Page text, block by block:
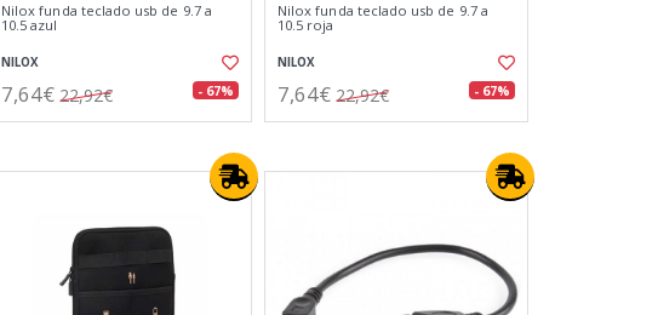
Nilox funda teclado usb de 9.7 a
10.5 azul
NILOX
7,64€ 22,92€ - 67%
Nilox funda teclado usb de 9.7 a
10.5 roja
NILOX
7,64€ 22,92€ - 67%